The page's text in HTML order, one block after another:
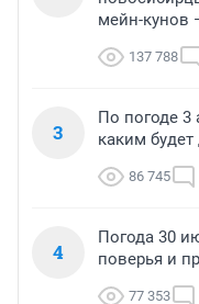
мейн-кунов
137 788
3
По погоде 3
каким
86 745
4
Погода 30
поверья и
77 353